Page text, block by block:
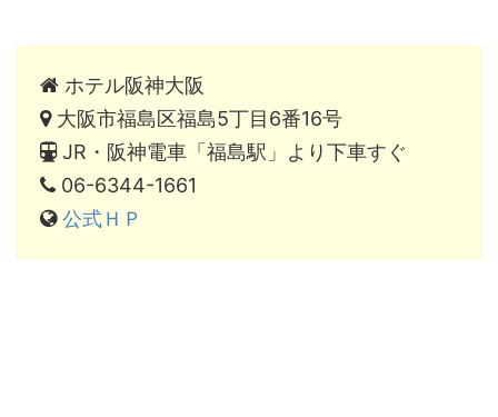
ホテル阪神大阪
大阪市福島区福島5丁目6番16号
JR・阪神電車「福島駅」より下車すぐ
06-6344-1661
公式ＨＰ